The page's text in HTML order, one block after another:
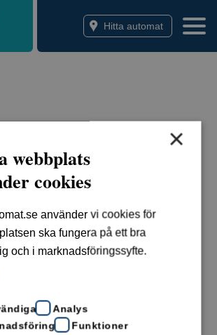
Hitta automat
×
webbplats
cookies
använder vi cookies för
ska fungera på ett bra
och i marknadsföringssyfte.
Analys
Funktioner